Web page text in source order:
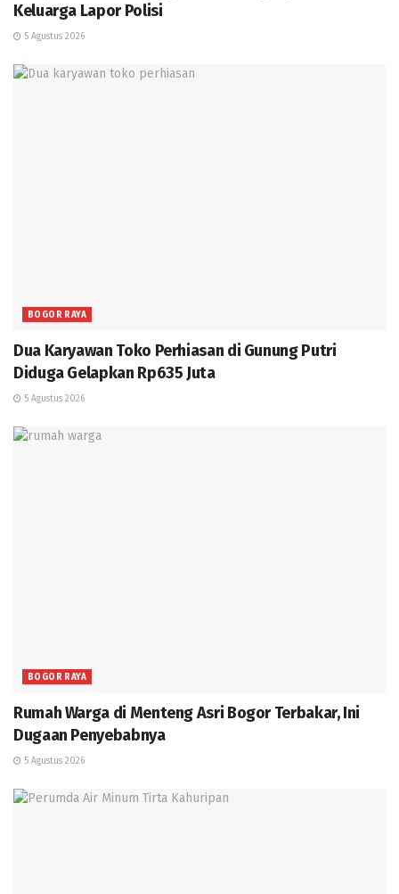
Keluarga Lapor Polisi
5 Agustus 2026
BOGOR RAYA
Dua Karyawan Toko Perhiasan di Gunung Putri
Diduga Gelapkan Rp635 Juta
5 Agustus 2026
BOGOR RAYA
Rumah Warga di Menteng Asri Bogor Terbakar, Ini
Dugaan Penyebabnya
5 Agustus 2026